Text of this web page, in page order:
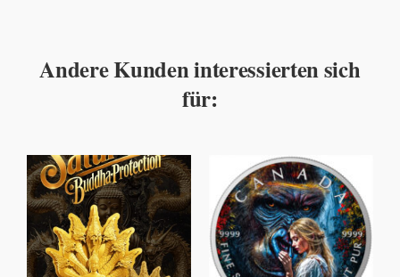
Andere Kunden interessierten sich
für: